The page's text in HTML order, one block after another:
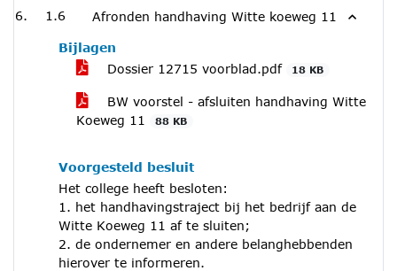
1.6 Afronden handhaving Witte koeweg 11
Bijlagen
Dossier 12715 voorblad.pdf
18 KB
BW voorstel - afsluiten handhaving Witte
Koeweg 11
88 KB
Voorgesteld besluit
Het college heeft besloten:
1. het handhavingstraject bij het bedrijf aan de
Witte Koeweg 11 af te sluiten;
2. de ondernemer en andere belanghebbenden
hierover te informeren.